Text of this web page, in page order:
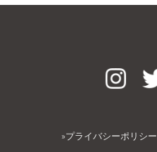
»プライバシーポリシー